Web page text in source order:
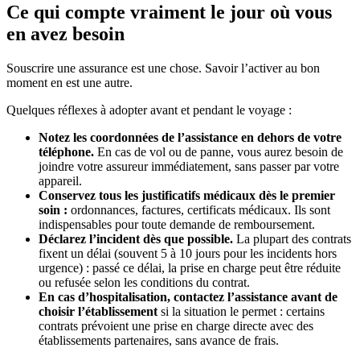
Ce qui compte vraiment le jour où vous
en avez besoin
Souscrire une assurance est une chose. Savoir l’activer au bon
moment en est une autre.
Quelques réflexes à adopter avant et pendant le voyage :
Notez les coordonnées de l’assistance en dehors de votre
téléphone. En cas de vol ou de panne, vous aurez besoin de
joindre votre assureur immédiatement, sans passer par votre
appareil.
Conservez tous les justificatifs médicaux dès le premier
soin : ordonnances, factures, certificats médicaux. Ils sont
indispensables pour toute demande de remboursement.
Déclarez l’incident dès que possible. La plupart des contrats
fixent un délai (souvent 5 à 10 jours pour les incidents hors
urgence) : passé ce délai, la prise en charge peut être réduite
ou refusée selon les conditions du contrat.
En cas d’hospitalisation, contactez l’assistance avant de
choisir l’établissement si la situation le permet : certains
contrats prévoient une prise en charge directe avec des
établissements partenaires, sans avance de frais.